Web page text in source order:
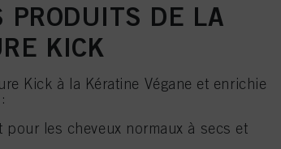
PRODUITS DE LA
KICK
Kick à la Kératine Végane et enrichie
pour les cheveux normaux à secs et